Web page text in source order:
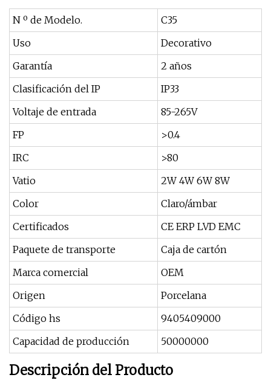
N º de Modelo.
C35
Uso
Decorativo
Garantía
2 años
Clasificación del IP
IP33
Voltaje de entrada
85-265V
FP
>0.4
IRC
>80
Vatio
2W 4W 6W 8W
Color
Claro/ámbar
Certificados
CE ERP LVD EMC
Paquete de transporte
Caja de cartón
Marca comercial
OEM
Origen
Porcelana
Código hs
9405409000
Capacidad de producción
50000000
Descripción del Producto